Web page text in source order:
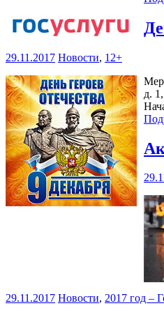
29.11.2017 Новости, 12+
д.
29.11.2017 Новости, 2017 год –